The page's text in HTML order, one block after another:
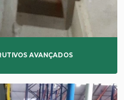
AVANÇADOS